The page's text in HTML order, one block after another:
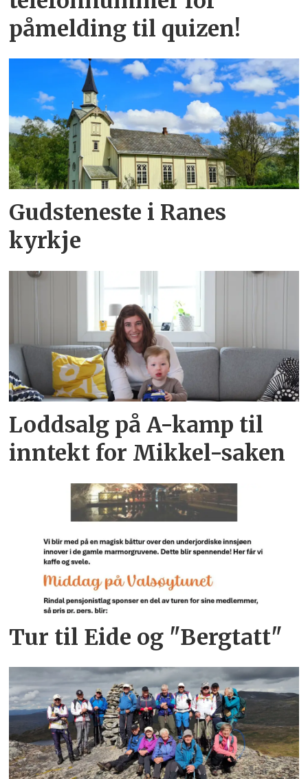
påmelding til quizen!
Gudsteneste i Ranes
kyrkje
Loddsalg på A-kamp til
inntekt for Mikkel-saken
Tur til Eide og "Bergtatt"